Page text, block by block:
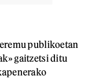
publikoetan
gaitzetsi ditu